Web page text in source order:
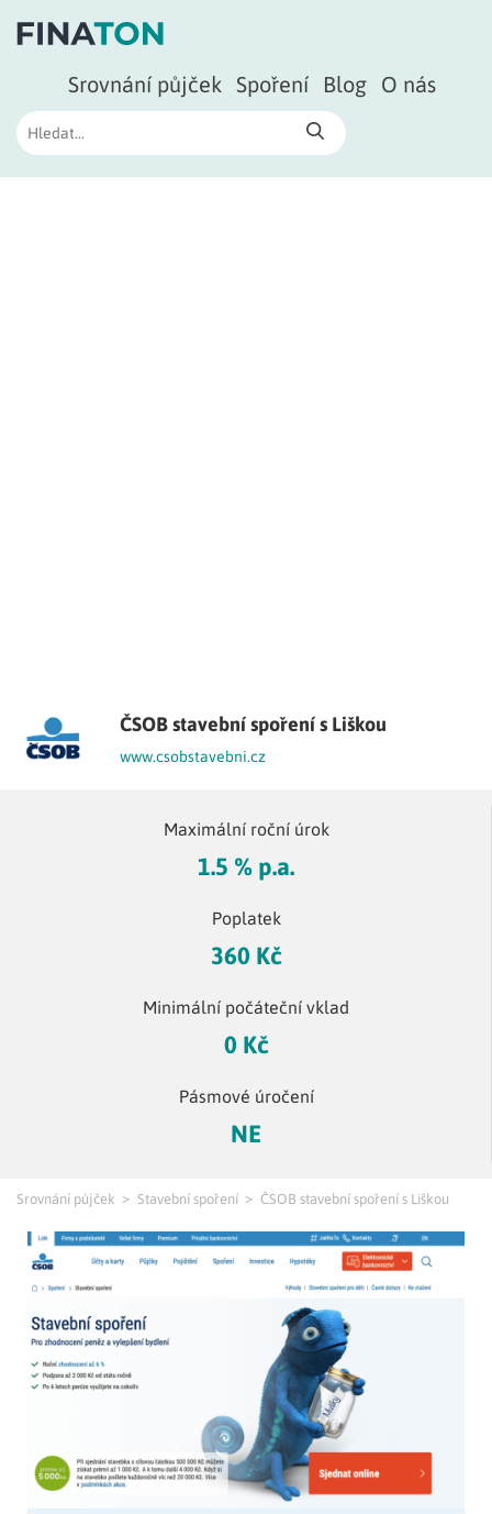
Srovnání půjček Spoření Blog O nás
ČSOB stavební spoření s Liškou
www.csobstavebni.cz
Maximální roční úrok
1.5 % p.a.
Poplatek
360 Kč
Minimální počáteční vklad
0 Kč
Pásmové úročení
NE
Srovnání půjček Stavební spoření ČSOB stavební spoření s Liškou